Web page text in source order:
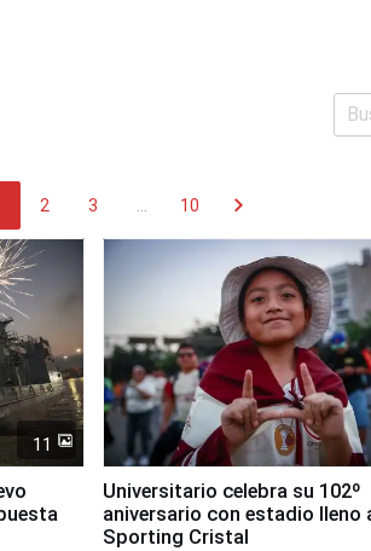
2 3 10 chevron_right
11
Universitario celebra su 102º
aniversario con estadio lleno
Sporting Cristal